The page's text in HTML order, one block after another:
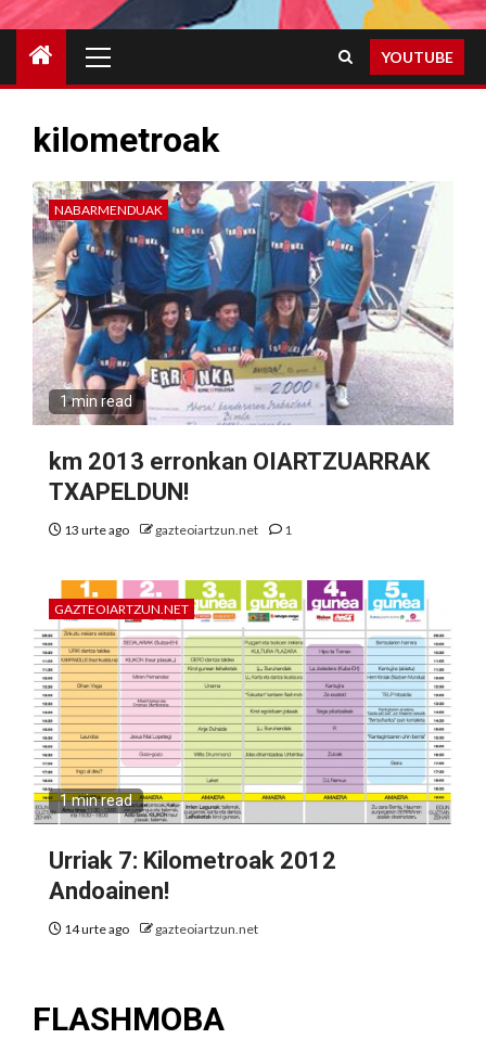
Menu
YOUTUBE
kilometroak
NABARMENDUAK
1 min read
km 2013 erronkan OIARTZUARRAK
TXAPELDUN!
13 urte ago gazteoiartzun.net 1
GAZTEOIARTZUN.NET
1 min read
Urriak 7: Kilometroak 2012
Andoainen!
14 urte ago gazteoiartzun.net
FLASHMOBA